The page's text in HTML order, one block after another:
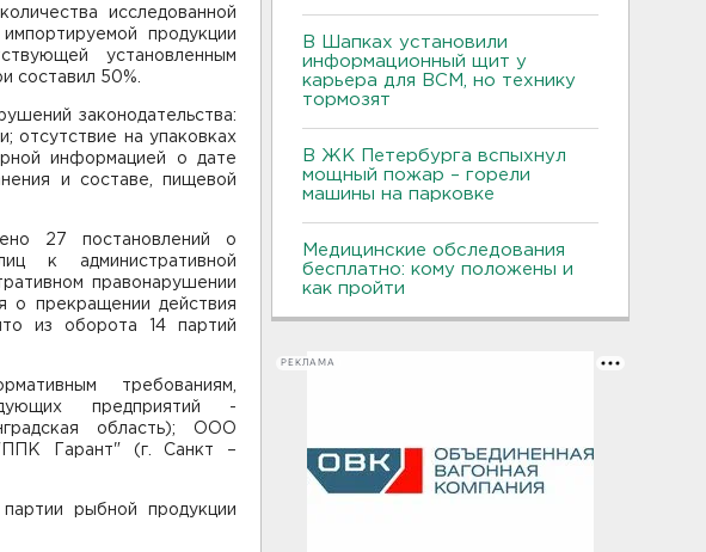
исследованной
продукции
установленным
составил 50%.
законодательства:
отсутствие на упаковках
информацией о дате
и составе, пищевой
27 постановлений о
к административной
правонарушении
о прекращении действия
из оборота 14 партий
требованиям,
предприятий -
область); ООО
Гарант" (г. Санкт –
рыбной продукции
В Шапках установили
информационный щит у
карьера для ВСМ, но технику
тормозят
В ЖК Петербурга вспыхнул
мощный пожар – горели
машины на парковке
Медицинские обследования
бесплатно: кому положены и
как пройти
РЕКЛАМА